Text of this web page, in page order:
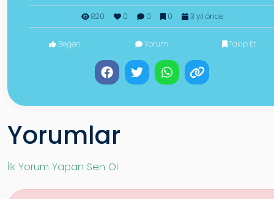
820 0 0 0 3 yıl önce
Beğen Yorum Takip Et
Yorumlar
İlk Yorum Yapan Sen Ol